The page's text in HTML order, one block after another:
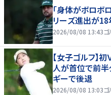
「身体がボロボ
リーズ進出が18
2026/08/08 13:43ゴ
【女子ゴルフ】
人が首位で前
ギーで後退
2026/08/08 13:03ゴ